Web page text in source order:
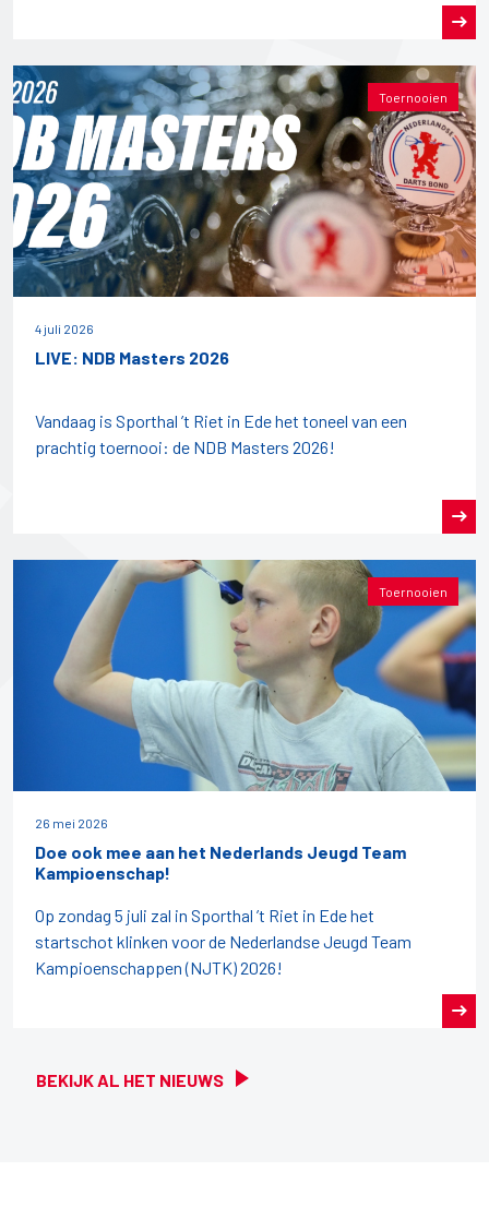
BEKIJK AL HET NIEUWS
Toernooien
4 juli 2026
LIVE: NDB Masters 2026
Vandaag is Sporthal ’t Riet in Ede het toneel van een
prachtig toernooi: de NDB Masters 2026!
Toernooien
26 mei 2026
Doe ook mee aan het Nederlands Jeugd Team
Kampioenschap!
Op zondag 5 juli zal in Sporthal ’t Riet in Ede het
startschot klinken voor de Nederlandse Jeugd Team
Kampioenschappen (NJTK) 2026!